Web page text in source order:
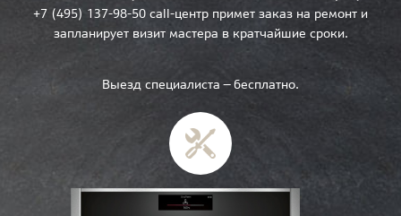
+7 (495) 137-98-50 call-центр примет заказ на ремонт и
запланирует визит мастера в кратчайшие сроки.
Выезд специалиста — бесплатно.